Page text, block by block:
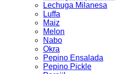
Lechuga Milanesa
Luffa
Maiz
Melon
Nabo
Okra
Pepino Ensalada
Pepino Pickle